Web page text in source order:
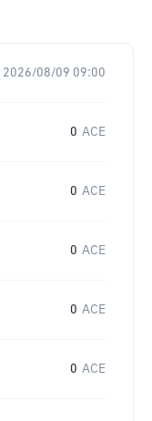
2026/08/09 09:00
0 ACE
0 ACE
0 ACE
0 ACE
0 ACE